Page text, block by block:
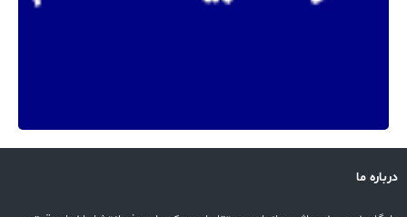
درباره ما